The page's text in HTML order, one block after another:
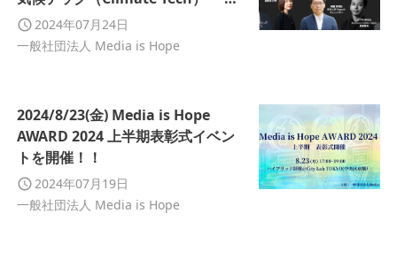
本のメディアはどう報じるべきかメ
ディア関係者&専門家と探ります〜
2024年07月24日
一般社団法人 Media is Hope
2024/8/23(金) Media is Hope
AWARD 2024 上半期表彰式イベン
トを開催！！
2024年07月19日
一般社団法人 Media is Hope